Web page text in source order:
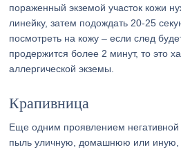
пораженный экземой участок кожи
линейку, затем подождать 20-25
посмотреть на кожу – если след
продержится более 2 минут, то это
аллергической экземы.
Крапивница
Еще одним проявлением негативной
пыль уличную, домашнюю или иную,